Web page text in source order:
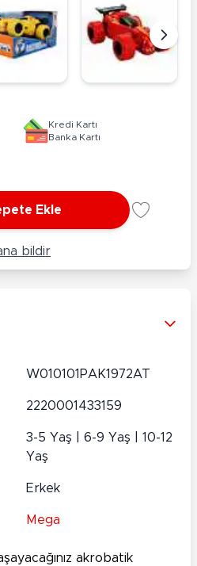
Kredi Kartı
Banka Kartı
Ekle
bildir
W010101PAK1972AT
2220001433159
3-5 Yaş | 6-9 Yaş | 10-12
Yaş
Erkek
Mega
akrobatik